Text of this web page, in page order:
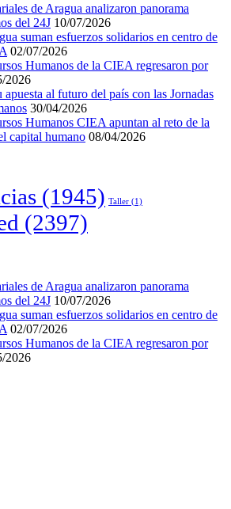
de Aragua analizaron panorama
del 24J 10/07/2026
suman esfuerzos solidarios en centro de
02/07/2026
Humanos de la CIEA regresaron por
2026
al futuro del país con las Jornadas
30/04/2026
Humanos CIEA apuntan al reto de la
capital humano 08/04/2026
(1945) Taller (1)
(2397)
de Aragua analizaron panorama
del 24J 10/07/2026
suman esfuerzos solidarios en centro de
02/07/2026
Humanos de la CIEA regresaron por
2026